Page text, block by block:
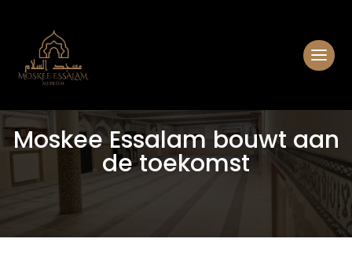
Moskee Essalam bouwt aan
de toekomst